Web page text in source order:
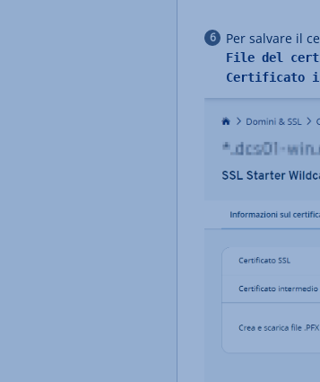
Per salvare il
File del
Certificato